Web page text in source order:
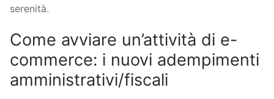
serenità.
Come avviare un’attività di e-
commerce: i nuovi adempimenti
amministrativi/fiscali